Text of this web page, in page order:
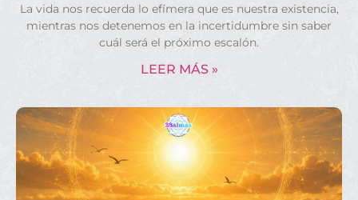
La vida nos recuerda lo efímera que es nuestra existencia,
mientras nos detenemos en la incertidumbre sin saber
cuál será el próximo escalón.
LEER MÁS »